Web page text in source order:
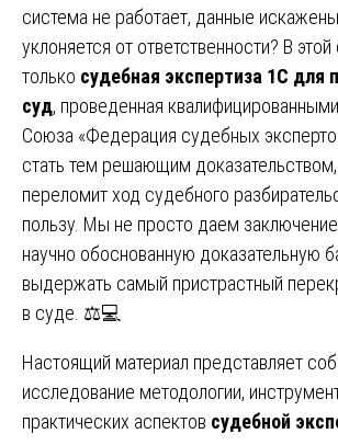
система не работает, данные
уклоняется от ответственности? В этой
только судебная экспертиза 1С для
суд, проведенная
Союза «Федерация судебных
стать тем решающим
переломит ход судебного
пользу. Мы не просто даем
научно обоснованную доказательную
выдержать самый пристрастный
в суде. ⚖️💻
Настоящий материал представляет
исследование методологии,
практических аспектов судебной